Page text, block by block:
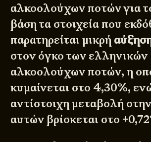
αλκοολούχων ποτών για
βάση τα στοιχεία που
παρατηρείται μικρή
στον όγκο των ελληνικών
αλκοολούχων ποτών, η
κυμαίνεται στο 4,30%,
αντίστοιχη μεταβολή
αυτών βρίσκεται στο